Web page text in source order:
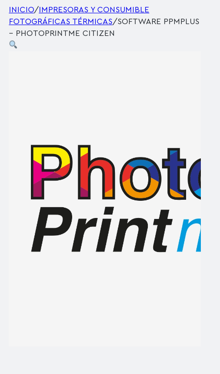
INICIO/ IMPRESORAS Y CONSUMIBLE
FOTOGRÁFICAS TÉRMICAS/SOFTWARE PPMPLUS
– PHOTOPRINTME CITIZEN